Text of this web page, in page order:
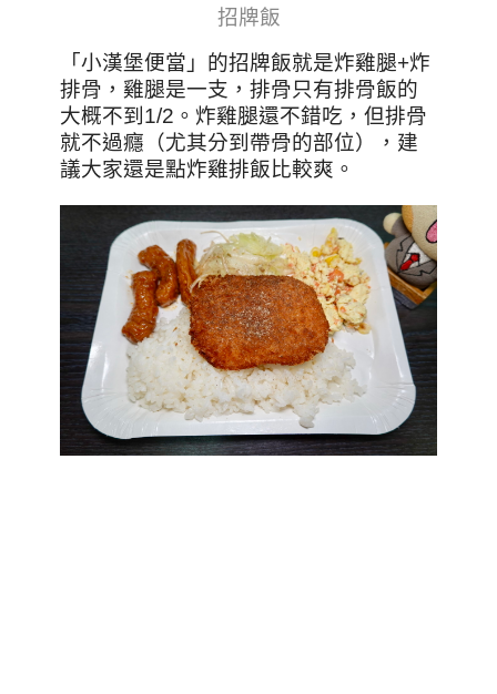
招牌飯
「小漢堡便當」的招牌飯就是炸雞腿+炸
排骨，雞腿是一支，排骨只有排骨飯的
大概不到1/2。炸雞腿還不錯吃，但排骨
就不過癮（尤其分到帶骨的部位），建
議大家還是點炸雞排飯比較爽。